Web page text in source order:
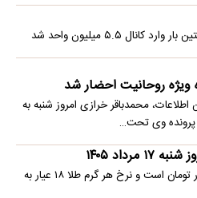
۵.۵ میلیون واحد شد
ویژه روحانیت احضار شد
محمدباقر خرازی امروز شنبه به
پرونده وی تحت…
۱۴۰۵
قیمت هر دلار آمریکا امروز ۱۸۸ هزار تومان است و نرخ هر گرم طلا ۱۸ عیار به